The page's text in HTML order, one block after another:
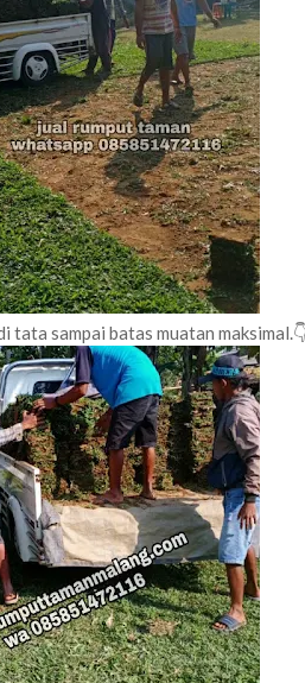
tata sampai batas muatan maksimal.👇